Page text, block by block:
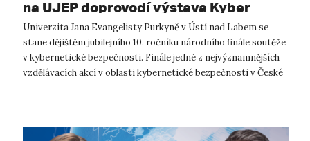
na UJEP doprovodí výstava Kyber
Komiksů
Univerzita Jana Evangelisty Purkyně v Ústí nad Labem se
stane dějištěm jubilejního 10. ročníku národního finále soutěže
v kybernetické bezpečnosti. Finále jedné z nejvýznamnějších
vzdělávacích akcí v oblasti kybernetické bezpečnosti v České